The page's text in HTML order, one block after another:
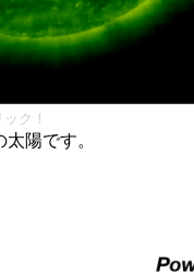
ク！
陽です。